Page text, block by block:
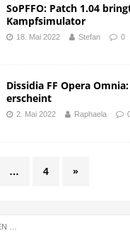
SoPFFO: Patch 1.04
Kampfsimulator
18. Mai 2022 Stefan 0
Dissidia FF Opera
erscheint
2. Mai 2022 Raphaela
… 4 »